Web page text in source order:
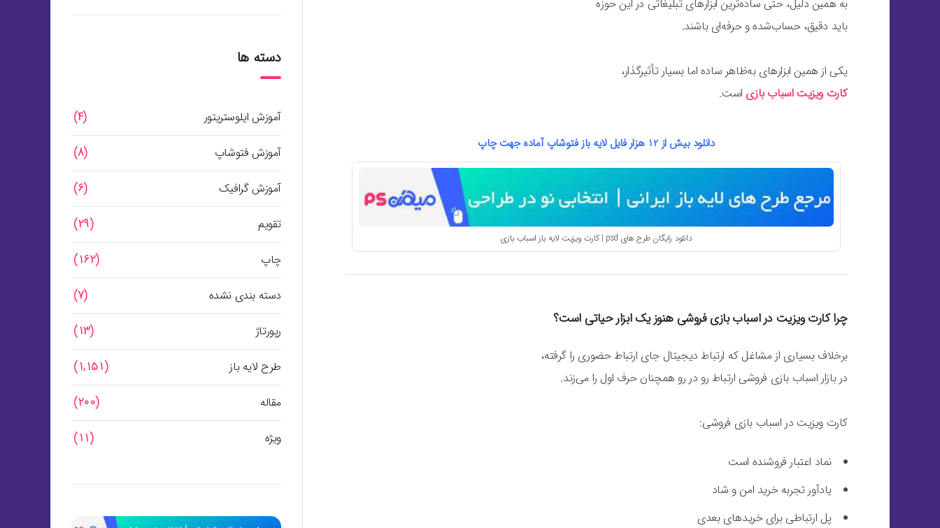
به همین دلیل، حتی ساده‌ترین ابزارهای تبلیغاتی در این حوزه
باید دقیق، حساب‌شده و حرفه‌ای باشند.
یکی از همین ابزارهای به‌ظاهر ساده اما بسیار تأثیرگذار،
کارت ویزیت اسباب بازی است.
دانلود بیش از 12 هزار فایل لایه باز فتوشاپ آماده جهت چاپ
دانلود رایگان طرح های psd | کارت ویزیت لایه باز اسباب بازی
چرا کارت ویزیت در اسباب بازی فروشی هنوز یک ابزار حیاتی است؟
برخلاف بسیاری از مشاغل که ارتباط دیجیتال جای ارتباط حضوری را گرفته،
در بازار اسباب بازی فروشی ارتباط رو در رو همچنان حرف اول را می‌زند.
کارت ویزیت در اسباب بازی فروشی:
نماد اعتبار فروشنده است
یادآور تجربه خرید امن و شاد
پل ارتباطی برای خریدهای بعدی
دسته ها
آموزش ایلوستریتور (4)
آموزش فتوشاپ (8)
آموزش گرافیک (6)
تقویم (29)
چاپ (162)
دسته بندی نشده (7)
رپورتاژ (13)
طرح لایه باز (1,151)
مقاله (200)
ویژه (11)